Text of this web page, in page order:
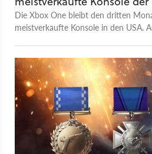
Die Xbox One bleibt den dritten
meistverkaufte Konsole in den USA.